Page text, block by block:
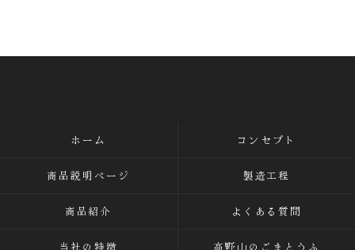
ホーム コンセプト
商品説明ページ 製造工程
商品紹介 よくある質問
当社の特徴 高野山のごまとうふ